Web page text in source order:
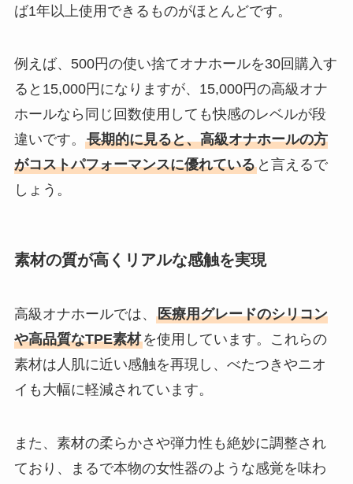
ば1年以上使用できるものがほとんどです。
例えば、500円の使い捨てオナホールを30回購入す
ると15,000円になりますが、15,000円の高級オナ
ホールなら同じ回数使用しても快感のレベルが段
違いです。 長期的に見ると、高級オナホールの方
がコストパフォーマンスに優れていると言えるで
しょう。
素材の質が高くリアルな感触を実現
高級オナホールでは、 医療用グレードのシリコン
や高品質なTPE素材を使用しています。これらの
素材は人肌に近い感触を再現し、べたつきやニオ
イも大幅に軽減されています。
また、素材の柔らかさや弾力性も絶妙に調整され
ており、まるで本物の女性器のような感覚を味わ